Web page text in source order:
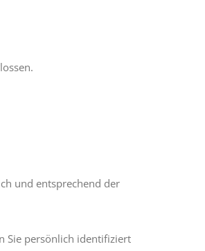
und entsprechend der
Sie persönlich identifiziert